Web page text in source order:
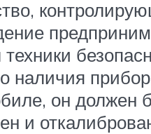
наличия
он должен
и